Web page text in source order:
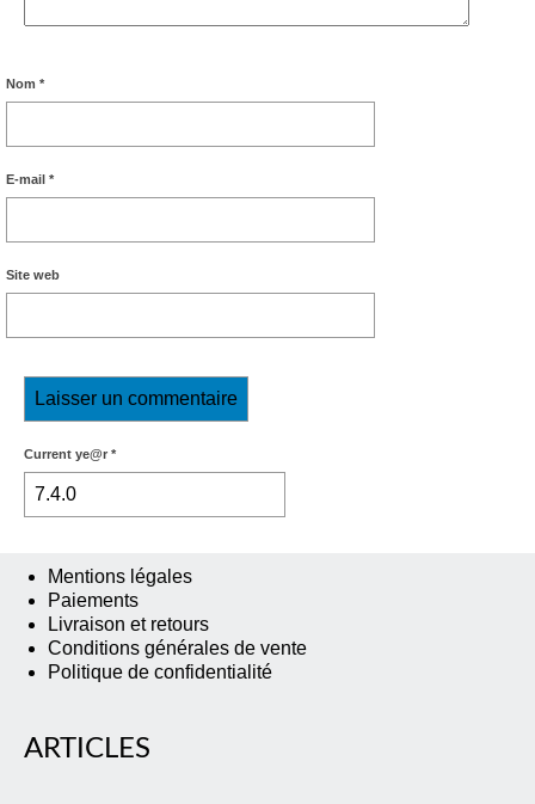
Nom *
E-mail *
Site web
Current ye@r *
Mentions légales
Paiements
Livraison et retours
Conditions générales de vente
Politique de confidentialité
ARTICLES